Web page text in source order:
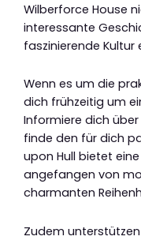
Wilberforce House
interessante
faszinierende Kultur
Wenn es um die
dich frühzeitig um
Informiere dich
finde den für dich
upon Hull bietet
angefangen von
charmanten
Zudem